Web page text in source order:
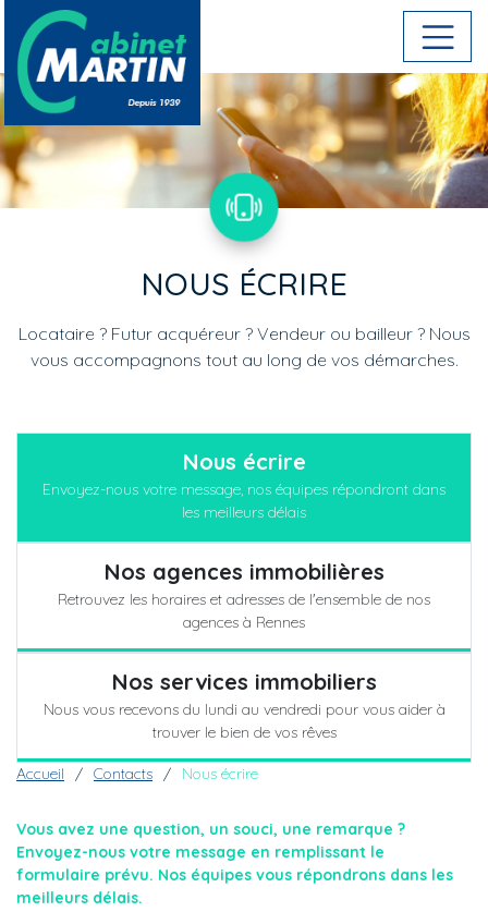
Aller au contenu principal
NOUS ÉCRIRE
Locataire ? Futur acquéreur ? Vendeur ou bailleur ? Nous
vous accompagnons tout au long de vos démarches.
Menu : contactsNous écrire
Envoyez-nous votre message, nos équipes répondront dans
les meilleurs délais
Nos agences immobilières
Retrouvez les horaires et adresses de l'ensemble de nos
agences à Rennes
Nos services immobiliers
Nous vous recevons du lundi au vendredi pour vous aider à
trouver le bien de vos rêves
Fil d'Ariane
Accueil Contacts Nous écrire
Vous avez une question, un souci, une remarque ?
Envoyez-nous votre message en remplissant le
formulaire prévu. Nos équipes vous répondrons dans les
meilleurs délais.